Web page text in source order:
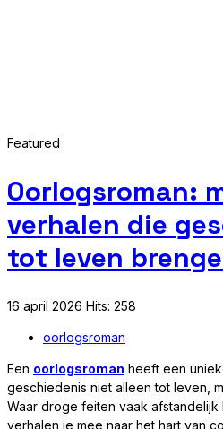
Featured
Oorlogsroman:
verhalen die
tot leven
16 april 2026 Hits: 258
oorlogsroman
Een oorlogsroman heeft een
geschiedenis niet alleen tot leven,
Waar droge feiten vaak
verhalen je mee naar het hart van